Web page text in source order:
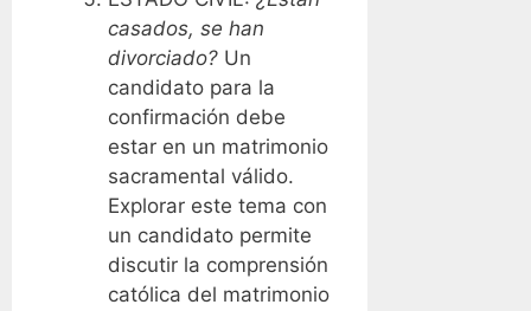
casados, se han
divorciado? Un
candidato para la
confirmación debe
estar en un matrimonio
sacramental válido.
Explorar este tema con
un candidato permite
discutir la comprensión
católica del matrimonio